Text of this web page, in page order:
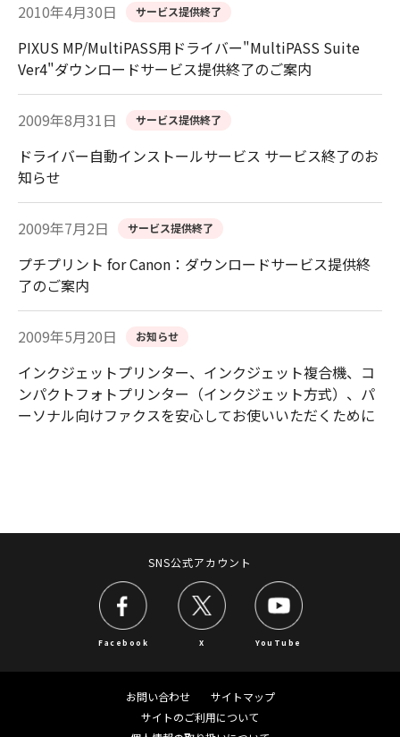
2010年4月30日 サービス提供終了
PIXUS MP/MultiPASS用ドライバー"MultiPASS Suite
Ver4"ダウンロードサービス提供終了のご案内
2009年8月31日 サービス提供終了
ドライバー自動インストールサービス サービス終了のお
知らせ
2009年7月2日 サービス提供終了
プチプリント for Canon：ダウンロードサービス提供終
了のご案内
2009年5月20日 お知らせ
インクジェットプリンター、インクジェット複合機、コ
ンパクトフォトプリンター（インクジェット方式）、パ
ーソナル向けファクスを安心してお使いいただくために
SNS公式アカウント
Facebook X YouTube
お問い合わせ
サイトマップ
サイトのご利用について